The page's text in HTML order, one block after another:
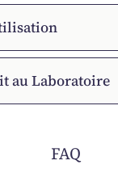
au Laboratoire
FAQ